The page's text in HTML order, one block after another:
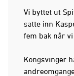
Vi byttet ut
satte inn
fem bak når vi
Kongsvinger